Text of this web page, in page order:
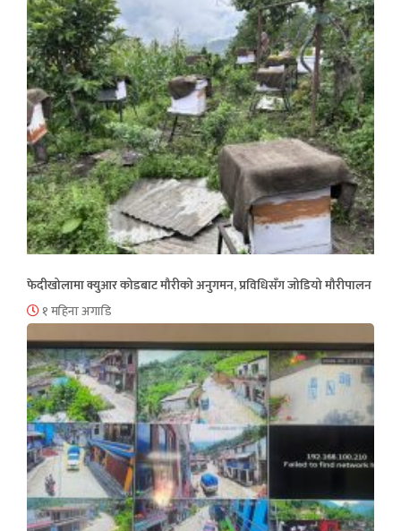
फेदीखोलामा क्युआर कोडबाट मौरीको अनुगमन, प्रविधिसँग जोडियो मौरीपालन
१ महिना अगाडि